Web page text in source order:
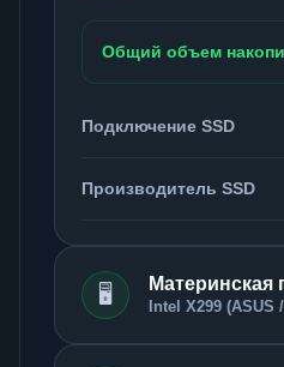
Общий объем
Подключение SSD
Производитель SSD
🖥️ Материнская
Intel X299 (ASUS